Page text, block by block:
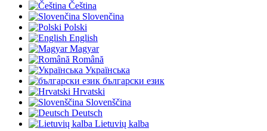
Čeština
Slovenčina
Polski
English
Magyar
Română
Українська
български език
Hrvatski
Slovenščina
Deutsch
Lietuvių kalba